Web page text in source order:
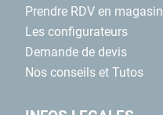
Prendre RDV en magasin
Les configurateurs
Demande de devis
Nos conseils et Tutos